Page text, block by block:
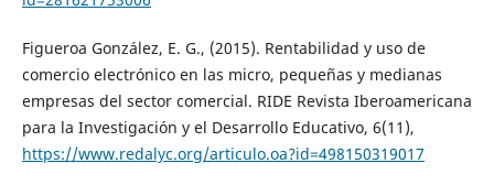
Figueroa González, E. G., (2015). Rentabilidad y uso de
comercio electrónico en las micro, pequeñas y medianas
empresas del sector comercial. RIDE Revista Iberoamericana
para la Investigación y el Desarrollo Educativo, 6(11),
https://www.redalyc.org/articulo.oa?id=498150319017